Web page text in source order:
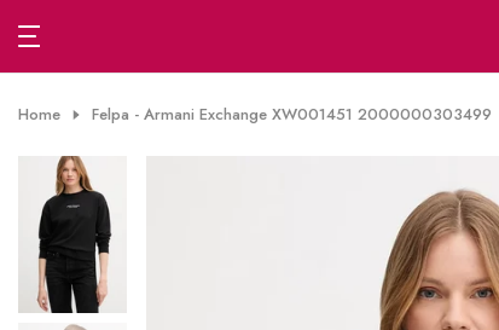
Passa
al
contenuto
Home Felpa - Armani Exchange XW001451 2000000303499